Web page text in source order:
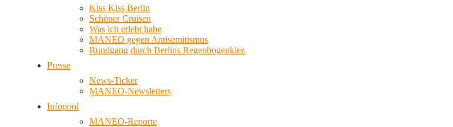
Kiss Kiss Berlin
Schöner Cruisen
Was ich erlebt habe
MANEO gegen Antisemitismus
Rundgang durch Berlins Regenbogenkiez
Presse
News-Ticker
MANEO-Newsletters
Infopool
MANEO-Reporte